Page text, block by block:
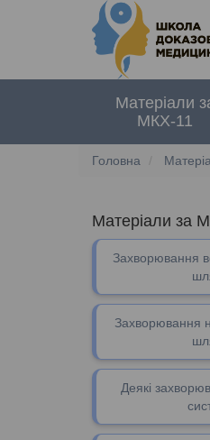
Матеріали
МКХ-11
Головна
Матеріали за
Захворювання
Захворювання
Деякі